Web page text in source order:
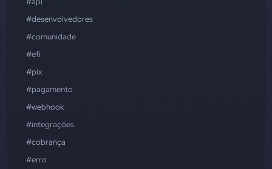
#desenvolvedores
#comunidade
#efí
#pix
#pagamento
#webhook
#integrações
#cobrança
#erro